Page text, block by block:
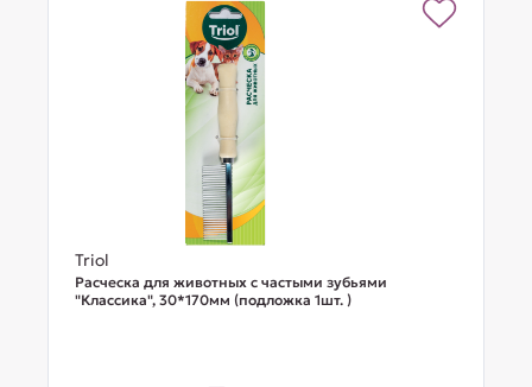
Triol
Расческа для животных с частыми зубьями
"Классика", 30*170мм (подложка 1шт. )